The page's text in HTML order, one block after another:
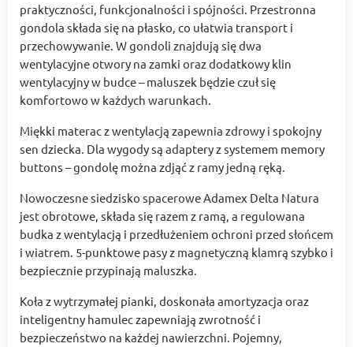
praktyczności, funkcjonalności i spójności. Przestronna
gondola składa się na płasko, co ułatwia transport i
przechowywanie. W gondoli znajdują się dwa
wentylacyjne otwory na zamki oraz dodatkowy klin
wentylacyjny w budce – maluszek będzie czuł się
komfortowo w każdych warunkach.
Miękki materac z wentylacją zapewnia zdrowy i spokojny
sen dziecka. Dla wygody są adaptery z systemem memory
buttons – gondolę można zdjąć z ramy jedną ręką.
Nowoczesne siedzisko spacerowe Adamex Delta Natura
jest obrotowe, składa się razem z ramą, a regulowana
budka z wentylacją i przedłużeniem ochroni przed słońcem
i wiatrem. 5-punktowe pasy z magnetyczną klamrą szybko i
bezpiecznie przypinają maluszka.
Koła z wytrzymałej pianki, doskonała amortyzacja oraz
inteligentny hamulec zapewniają zwrotność i
bezpieczeństwo na każdej nawierzchni. Pojemny,